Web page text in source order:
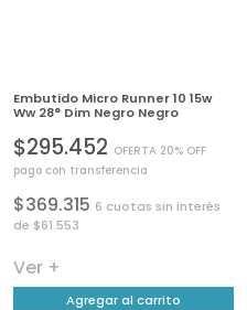
Embutido Micro Runner 10 15w
Ww 28° Dim Negro Negro
$295.452 OFERTA 20% OFF
pago con transferencia
$369.315 6 cuotas sin interés
de $61.553
Ver +
Agregar al carrito